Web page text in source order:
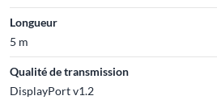
Longueur
5 m
Qualité de transmission
DisplayPort v1.2